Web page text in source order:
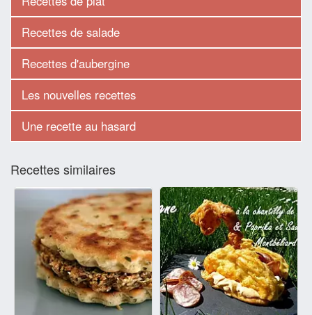
Recettes de salade
Recettes d'aubergine
Les nouvelles recettes
Une recette au hasard
Recettes similaires